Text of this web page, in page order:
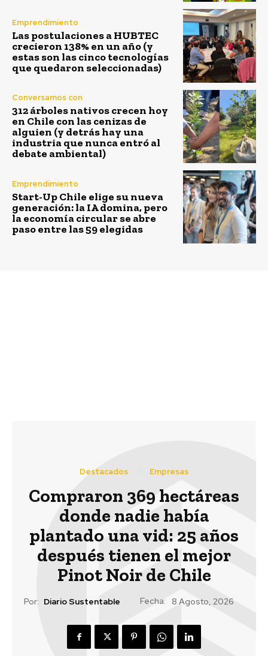
Emprendimiento
Las postulaciones a HUBTEC
crecieron 138% en un año (y
estas son las cinco tecnologías
que quedaron seleccionadas)
Conversamos con
312 árboles nativos crecen hoy
en Chile con las cenizas de
alguien (y detrás hay una
industria que nunca entró al
debate ambiental)
Emprendimiento
Start-Up Chile elige su nueva
generación: la IA domina, pero
la economía circular se abre
paso entre las 59 elegidas